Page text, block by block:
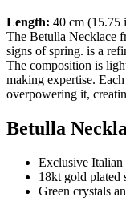
Length: 40 cm (15.75
The Betulla Necklace
signs of spring. is a
The composition is
making expertise.
overpowering it,
Betulla
Exclusive Italian
18kt gold plated
Green crystals